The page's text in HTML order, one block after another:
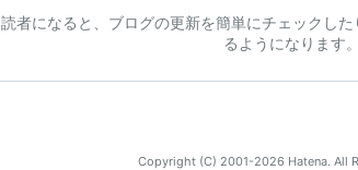
読者になると、ブログの更新を簡単にチェックし
るようになります。
Copyright (C) 2001-2026 Hatena. All